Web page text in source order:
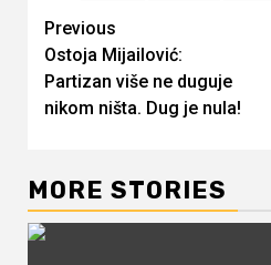
Continue
Reading
Previous
Ostoja Mijailović:
Partizan više ne duguje
nikom ništa. Dug je nula!
MORE STORIES